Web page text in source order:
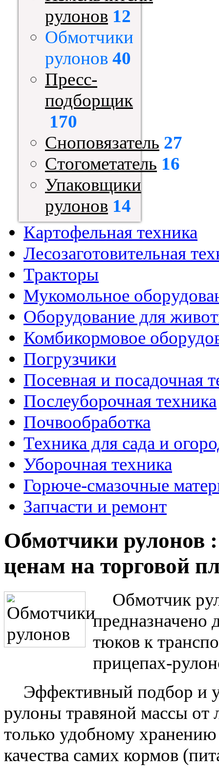
рулонов 12
Обмотчики
рулонов 40
Пресс-
подборщик
170
Сноповязатель 27
Стогометатель 16
Упаковщики
рулонов 14
Картофельная техника
Лесозаготовительная
Тракторы
Мукомольное
Оборудование для
Комбикормовое
Погрузчики
Посевная и посадочная
Послеуборочная техника
Почвообработка
Техника для сада и
Уборочная техника
Горюче-смазочные
Запчасти и ремонт
Обмотчики рулонов
ценам на торговой
Обмотчик
предназначено
тюков к
прицепах-
Эффективный подбор и
рулоны травяной массы от
только удобному
качества самих кормов